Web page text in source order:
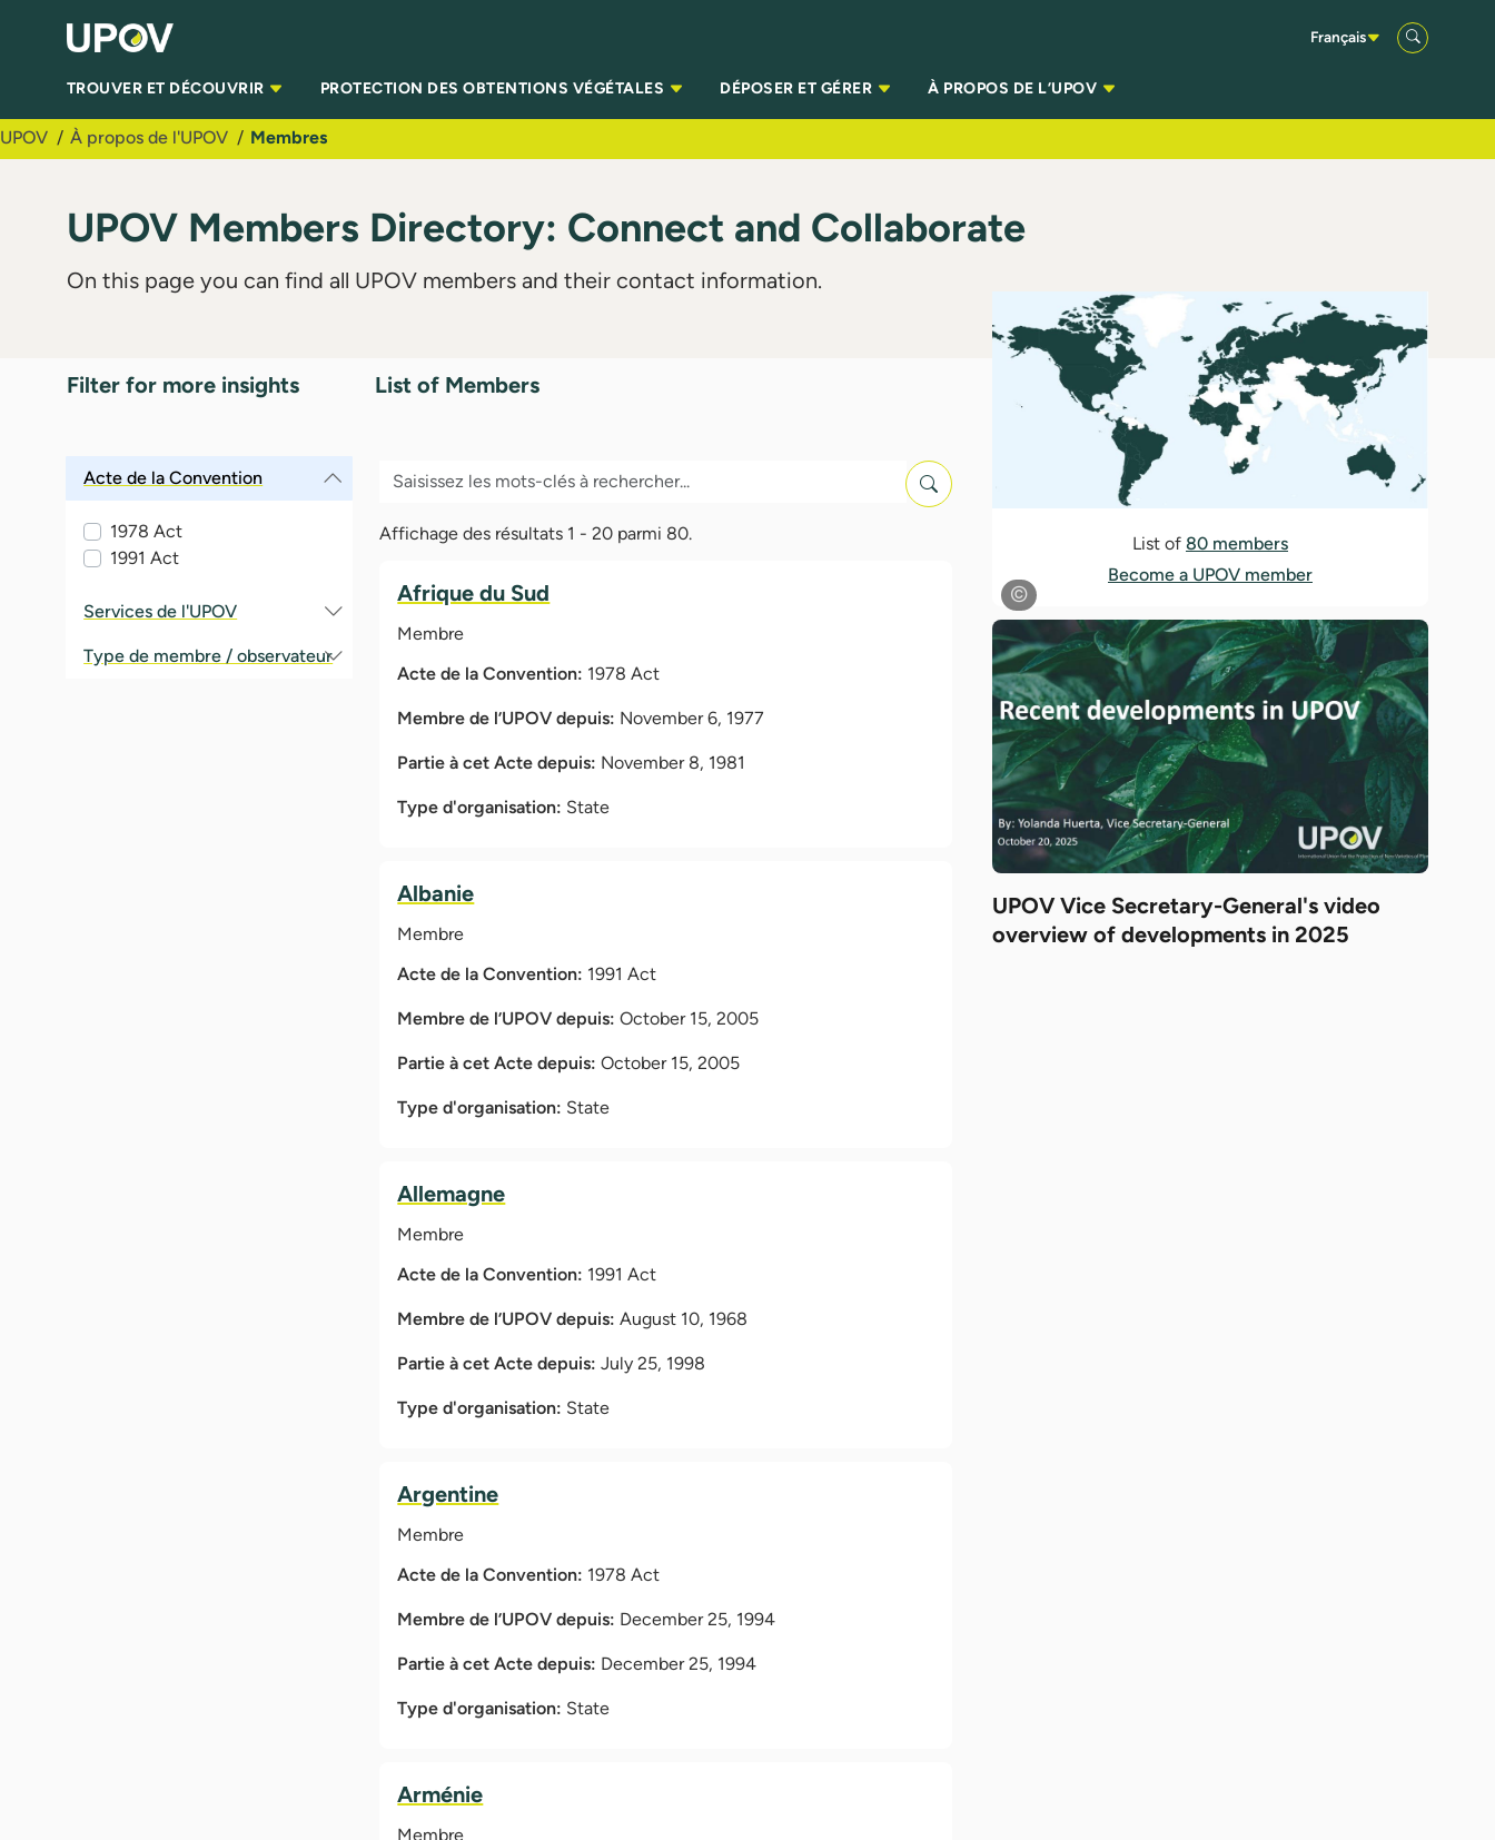
Saut au contenu principal
Français
TROUVER ET DÉCOUVRIR PROTECTION DES OBTENTIONS VÉGÉTALES DÉPOSER ET GÉRER À PROPOS DE L’UPOV
UPOV À propos de l'UPOV Membres
UPOV Members Directory: Connect and Collaborate
On this page you can find all UPOV members and their contact information.
Filter for more insights List of Members
Acte de la Convention
1978 Act
1991 Act
Services de l'UPOV
Type de membre / observateur
Affichage des résultats 1 - 20 parmi 80.
Afrique du Sud
Membre
Acte de la Convention: 1978 Act
Membre de l’UPOV depuis: November 6, 1977
Partie à cet Acte depuis: November 8, 1981
Type d'organisation: State
Albanie
Membre
Acte de la Convention: 1991 Act
Membre de l’UPOV depuis:October 15, 2005
Partie à cet Acte depuis:October 15, 2005
Type d'organisation: State
Allemagne
Membre
Acte de la Convention: 1991 Act
Membre de l’UPOV depuis:August 10, 1968
Partie à cet Acte depuis:July 25, 1998
Type d'organisation: State
Argentine
Membre
Acte de la Convention: 1978 Act
Membre de l’UPOV depuis: December 25, 1994
Partie à cet Acte depuis: December 25, 1994
Type d'organisation: State
Arménie
Membre
List of 80 members
Become a UPOV member
UPOV Vice Secretary-General's video
overview of developments in 2025